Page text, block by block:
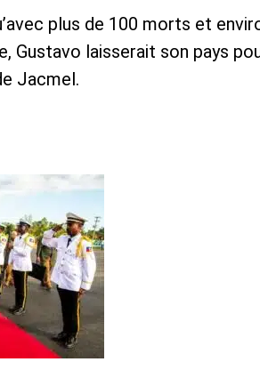
plus de 100 morts et
Gustavo laisserait son pays
Jacmel.